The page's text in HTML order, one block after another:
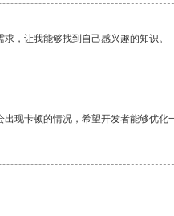
，让我能够找到自己感兴趣的知识。
现卡顿的情况，希望开发者能够优化